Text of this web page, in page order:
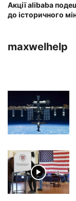
Акції alibaba
до історичного
maxwelhelp